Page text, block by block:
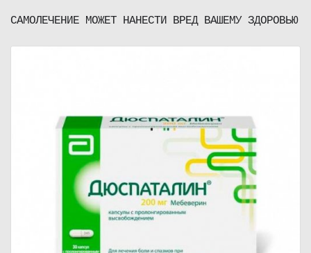
САМОЛЕЧЕНИЕ МОЖЕТ НАНЕСТИ ВРЕД ВАШЕМУ ЗДОРОВЬЮ